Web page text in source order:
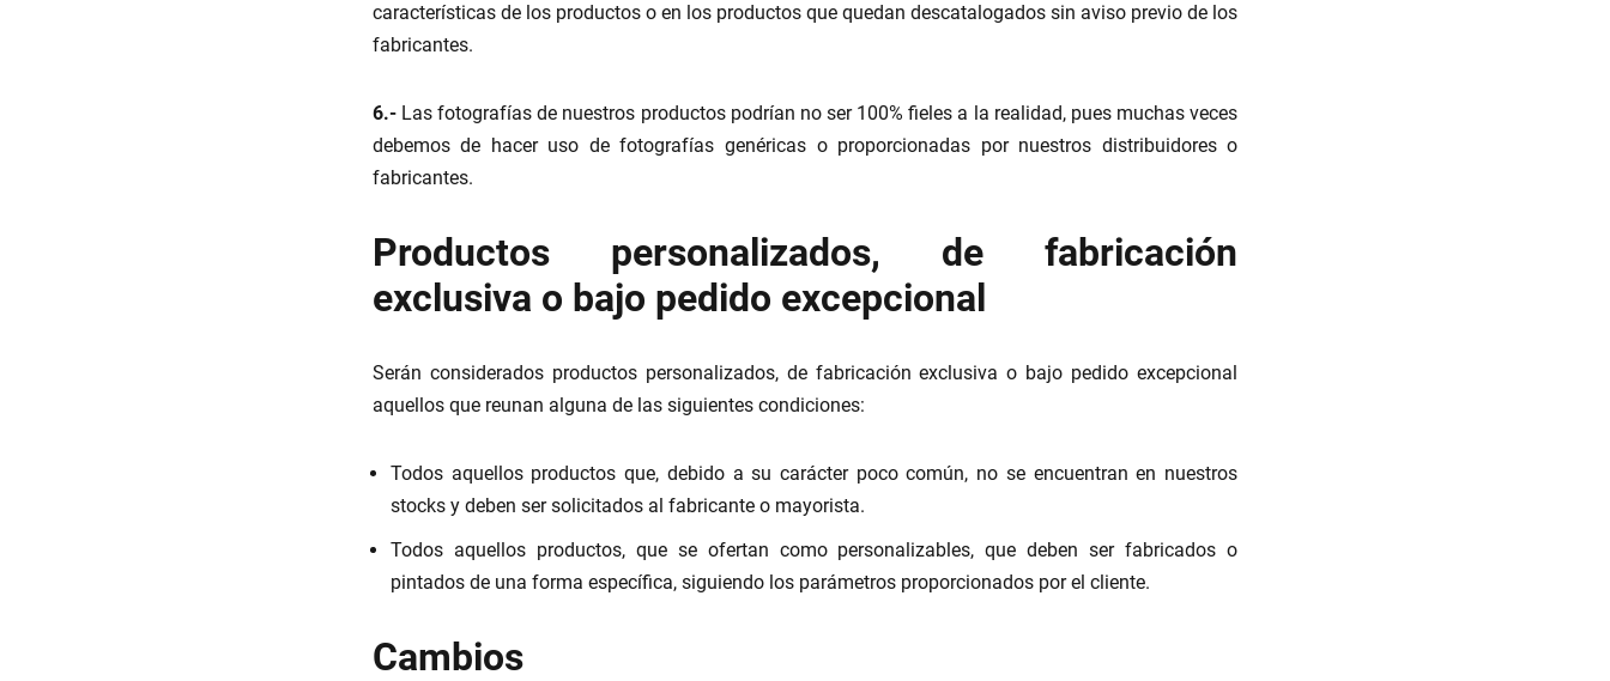
características de los productos o en los productos que quedan descatalogados sin aviso previo de los
fabricantes.
6.-Las fotografías de nuestros productos podrían no ser 100% fieles a la realidad, pues muchas veces
debemos de hacer uso de fotografías genéricas o proporcionadas por nuestros distribuidores o
fabricantes.
Productos personalizados, de fabricación
exclusiva o bajo pedido excepcional
Serán considerados productos personalizados, de fabricación exclusiva o bajo pedido excepcional
aquellos que reunan alguna de las siguientes condiciones:
Todos aquellos productos que, debido a su carácter poco común, no se encuentran en nuestros
stocks y deben ser solicitados al fabricante o mayorista.
Todos aquellos productos, que se ofertan como personalizables, que deben ser fabricados o
pintados de una forma específica, siguiendo los parámetros proporcionados por el cliente.
Cambios